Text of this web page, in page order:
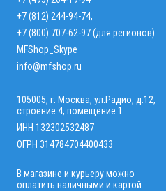
+7 (812) 244-94-74,
+7 (800) 707-62-97 (для регионов)
MFShop_Skype
info@mfshop.ru
105005, г. Москва, ул.Радио, д.12,
строение 4, помещение 1
ИНН 132302532487
ОГРН 314784704400433
В магазине и курьеру можно
оплатить наличными и картой.